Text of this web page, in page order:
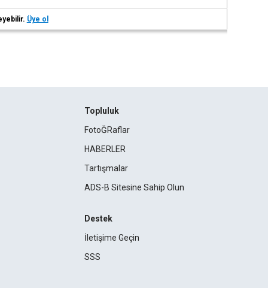
Üye ol
Topluluk
FotoĞRaflar
HABERLER
Tartışmalar
ADS-B Sitesine Sahip Olun
Destek
İletişime Geçin
SSS